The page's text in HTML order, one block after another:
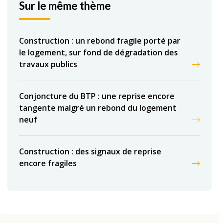
Sur le même thème
Construction : un rebond fragile porté par
le logement, sur fond de dégradation des
travaux publics
Conjoncture du BTP : une reprise encore
tangente malgré un rebond du logement
neuf
Construction : des signaux de reprise
encore fragiles